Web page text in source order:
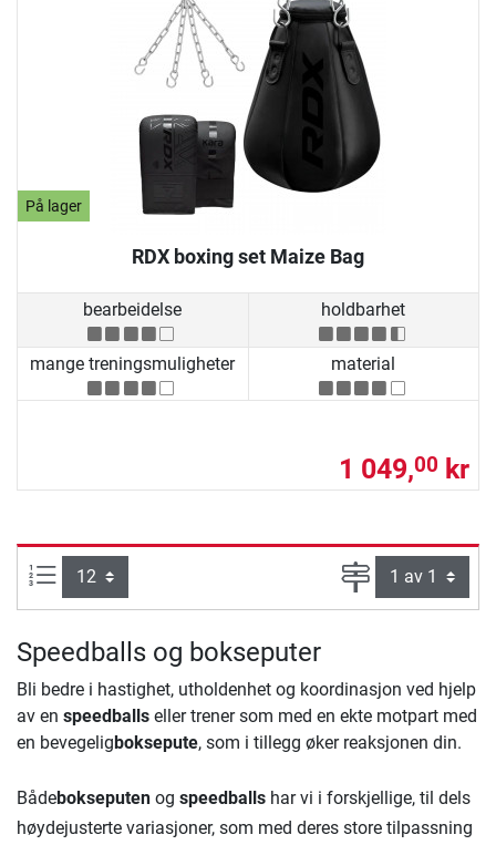
På lager
RDX boxing set Maize Bag
bearbeidelse holdbarhet
mange treningsmuligheter material
1 049,00 kr
Produkter pr. side: Side
Speedballs og bokseputer
Bli bedre i hastighet, utholdenhet og koordinasjon ved hjelp
av en speedballs eller trener som med en ekte motpart med
en bevegeligboksepute, som i tillegg øker reaksjonen din.
Bådebokseputen og speedballs har vi i forskjellige, til dels
høydejusterte variasjoner, som med deres store tilpassning